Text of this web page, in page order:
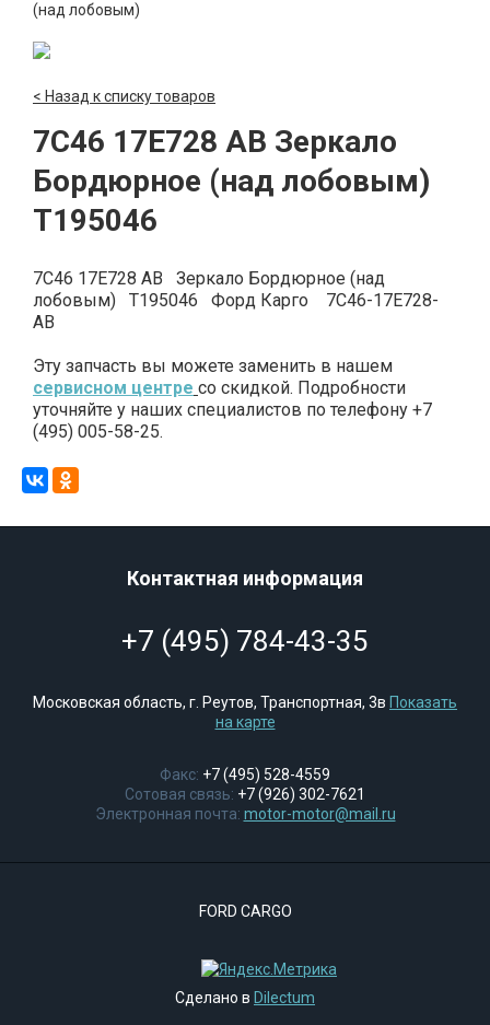
(над лобовым)
< Назад к списку товаров
7C46 17E728 AB Зеркало
Бордюрное (над лобовым)
T195046
7C46 17E728 AB Зеркало Бордюрное (над
лобовым) T195046 Форд Карго 7C46-17E728-
AB
Эту запчасть вы можете заменить в нашем
сервисном центре со скидкой. Подробности
уточняйте у наших специалистов по телефону +7
(495) 005-58-25.
Контактная информация
+7 (495) 784-43-35
Московская область, г. Реутов, Транспортная, 3в Показать
на карте
Факс: +7 (495) 528-4559
Сотовая связь: +7 (926) 302-7621
Электронная почта: motor-motor@mail.ru
FORD CARGO
Сделано в Dilectum